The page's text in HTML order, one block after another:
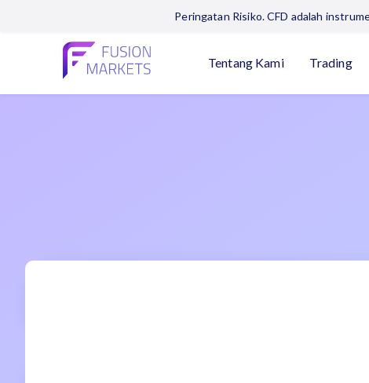
Peringatan Risiko. CFD adalah
Tentang Kami Trading